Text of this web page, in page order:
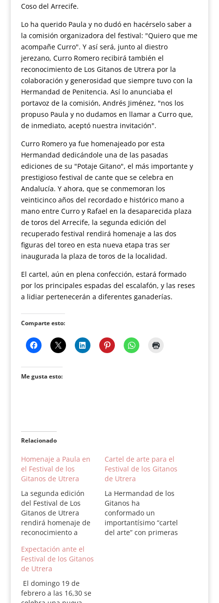
Coso del Arrecife.
Lo ha querido Paula y no dudó en hacérselo saber a
la comisión organizadora del festival: "Quiero que me
acompañe Curro". Y así será, junto al diestro
jerezano, Curro Romero recibirá también el
reconocimiento de Los Gitanos de Utrera por la
colaboración y generosidad que siempre tuvo con la
Hermandad de Penitencia. Así lo anunciaba el
portavoz de la comisión, Andrés Jiménez, "nos los
propuso Paula y no dudamos en llamar a Curro que,
de inmediato, aceptó nuestra invitación".
Curro Romero ya fue homenajeado por esta
Hermandad dedicándole una de las pasadas
ediciones de su "Potaje Gitano", el más importante y
prestigioso festival de cante que se celebra en
Andalucía. Y ahora, que se conmemoran los
veinticinco años del recordado e histórico mano a
mano entre Curro y Rafael en la desaparecida plaza
de toros del Arrecife, la segunda edición del
recuperado festival rendirá homenaje a las dos
figuras del toreo en esta nueva etapa tras ser
inaugurada la plaza de toros de la localidad.
El cartel, aún en plena confección, estará formado
por los principales espadas del escalafón, y las reses
a lidiar pertenecerán a diferentes ganaderías.
Comparte esto:
Me gusta esto:
Relacionado
Homenaje a Paula en
el Festival de los
Gitanos de Utrera
La segunda edición
del Festival de Los
Gitanos de Utrera
rendirá homenaje de
reconocimiento a
esta nueva etapa tras
la inauguración de la
plaza de toros de la
localidad sevillana. El
diestro jerezano, muy
vinculado al festival y
Cartel de arte para el
Festival de los Gitanos
de Utrera
La Hermandad de los
Gitanos ha
conformado un
importantísimo “cartel
del arte” con primeras
Expectación ante el
Festival de los Gitanos
de Utrera
El domingo 19 de
febrero a las 16,30 se